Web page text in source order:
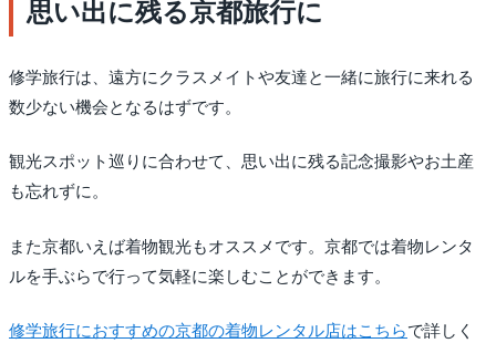
思い出に残る京都旅行に
修学旅行は、遠方にクラスメイトや友達と一緒に旅行に来れる
数少ない機会となるはずです。
観光スポット巡りに合わせて、思い出に残る記念撮影やお土産
も忘れずに。
また京都いえば着物観光もオススメです。京都では着物レンタ
ルを手ぶらで行って気軽に楽しむことができます。
修学旅行におすすめの京都の着物レンタル店はこちらで詳しく